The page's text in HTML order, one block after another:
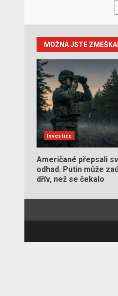
MOŽNÁ JSTE
Investice
Američané přepsali
odhad. Putin může
dřív, než se čekalo